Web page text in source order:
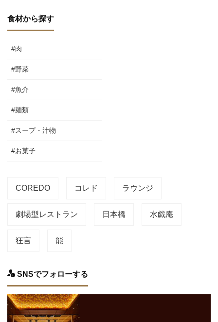
食材から探す
#肉
#野菜
#魚介
#麺類
#スープ・汁物
#お菓子
COREDO コレド ラウンジ
劇場型レストラン 日本橋 水戯庵
狂言 能
SNSでフォローする